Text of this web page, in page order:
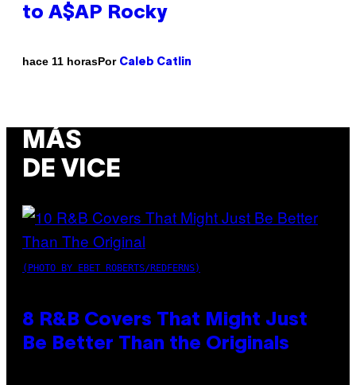
to A$AP Rocky
hace 11 horasPor Caleb Catlin
MÁS
DE VICE
(PHOTO BY EBET ROBERTS/REDFERNS)
8 R&B Covers That Might Just
Be Better Than the Originals